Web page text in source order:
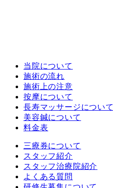
当院について
施術の流れ
施術上の注意
按摩について
長寿マッサージについて
美容鍼について
料金表
三療券について
スタッフ紹介
スタッフ治療院紹介
よくある質問